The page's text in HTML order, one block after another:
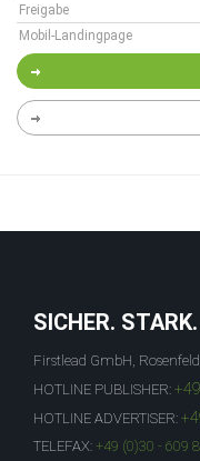
Freigabe
Mobil-Landingpage
SICHER.
Firstlead GmbH,
HOTLINE PUBLISHER:
HOTLINE ADVERTISER:
TELEFAX: +49 (0)30 - 609